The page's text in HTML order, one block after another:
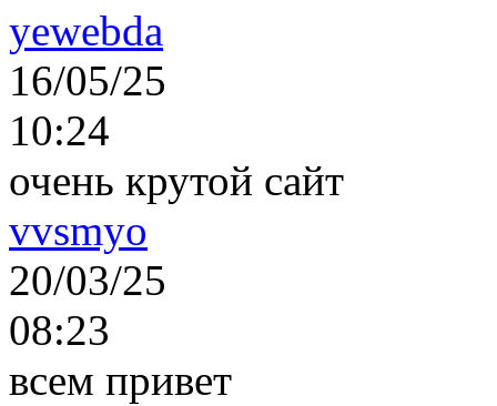
yewebda
16/05/25
10:24
очень крутой сайт
vvsmyo
20/03/25
08:23
всем привет